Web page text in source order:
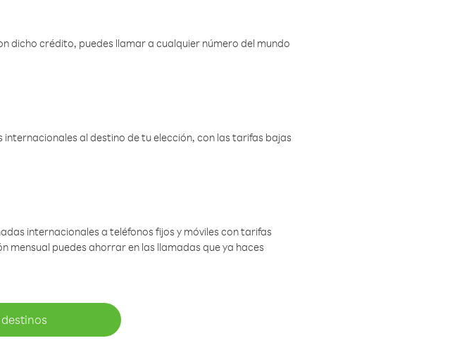
dicho crédito, puedes llamar a cualquier número del mundo
al destino de tu elección, con las tarifas bajas
internacionales a teléfonos fijos y móviles con tarifas
mensual puedes ahorrar en las llamadas que ya haces